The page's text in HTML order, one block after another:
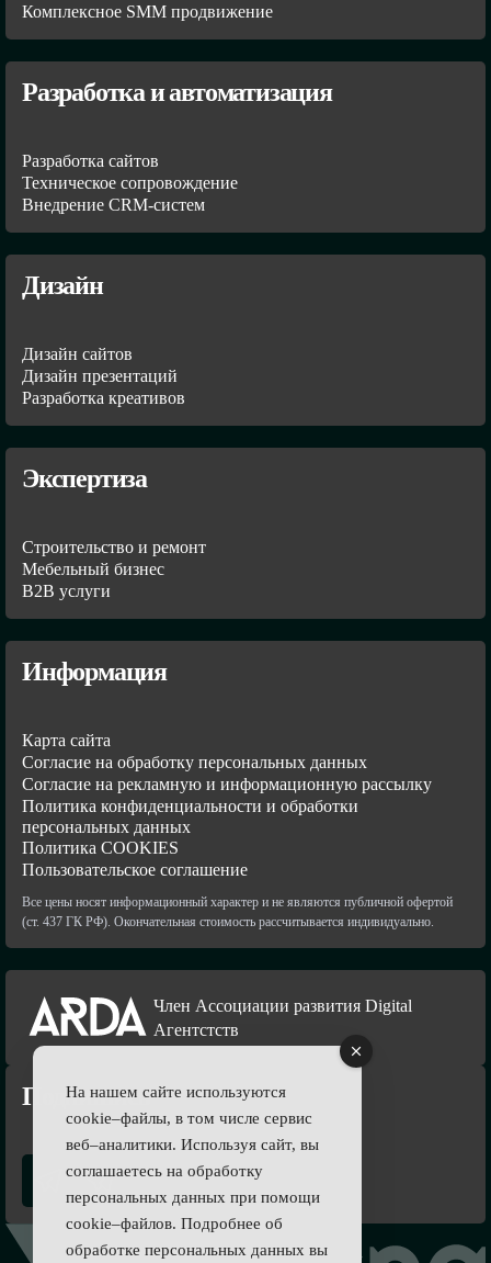
Комплексное SMM продвижение
Разработка и автоматизация
Разработка сайтов
Техническое сопровождение
Внедрение CRM-систем
Дизайн
Дизайн сайтов
Дизайн презентаций
Разработка креативов
Экспертиза
Строительство и ремонт
Мебельный бизнес
В2В услуги
Информация
Карта сайта
Согласие на обработку персональных данных
Согласие на рекламную и информационную рассылку
Политика конфиденциальности и обработки
персональных данных
Политика COOKIES
Пользовательское соглашение
Все цены носят информационный характер и не являются публичной офертой
(ст. 437 ГК РФ). Окончательная стоимость рассчитывается индивидуально.
Член Ассоциации развития Digital
Агентстств
Подпишись
На нашем сайте используются
cookie–файлы, в том числе сервис
веб–аналитики. Используя сайт, вы
соглашаетесь на обработку
персональных данных при помощи
cookie–файлов. Подробнее об
обработке персональных данных вы